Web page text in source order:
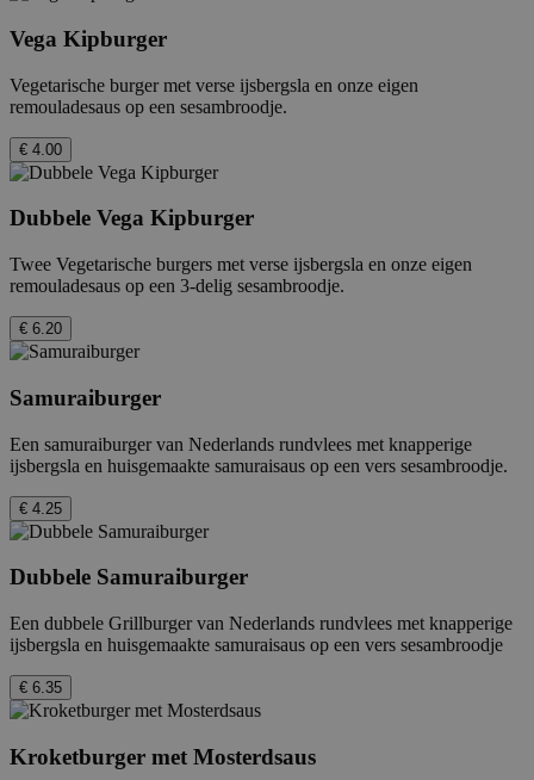
Vega Kipburger
Vegetarische burger met verse ijsbergsla en onze eigen
remouladesaus op een sesambroodje.
€ 4.00
Dubbele Vega Kipburger
Twee Vegetarische burgers met verse ijsbergsla en onze eigen
remouladesaus op een 3-delig sesambroodje.
€ 6.20
Samuraiburger
Een samuraiburger van Nederlands rundvlees met knapperige
ijsbergsla en huisgemaakte samuraisaus op een vers sesambroodje.
€ 4.25
Dubbele Samuraiburger
Een dubbele Grillburger van Nederlands rundvlees met knapperige
ijsbergsla en huisgemaakte samuraisaus op een vers sesambroodje
€ 6.35
Kroketburger met Mosterdsaus